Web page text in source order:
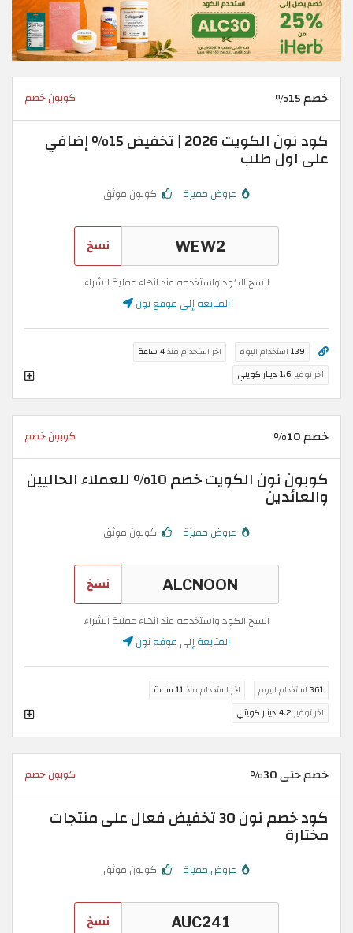
خصم 15% كوبون خصم
كود نون الكويت 2026 | تخفيض 15% إضافي
على اول طلب
عروض مميزة كوبون موثق
نسخ
انسخ الكود واستخدمه عند انهاء عملية الشراء
المتابعة إلى موقع نون
139 استخدام اليوم اخر استخدام منذ4 ساعة
اخر توفير 1.6 دينار كويتي
خصم 10% كوبون خصم
كوبون نون الكويت خصم 10% للعملاء الحاليين
والعائدين
عروض مميزة كوبون موثق
نسخ
انسخ الكود واستخدمه عند انهاء عملية الشراء
المتابعة إلى موقع نون
361 استخدام اليوم اخر استخدام منذ11 ساعة
اخر توفير 4.2 دينار كويتي
خصم حتى 30% كوبون خصم
كود خصم نون 30 تخفيض فعال على منتجات
مختارة
عروض مميزة كوبون موثق
نسخ